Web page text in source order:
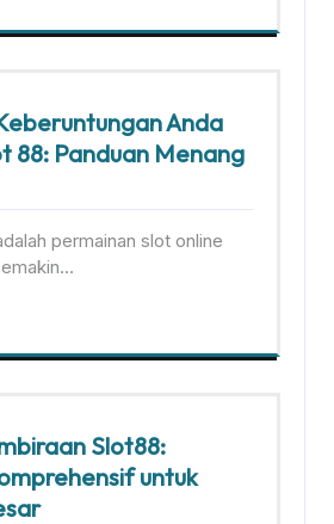
Anda
88: Panduan Menang
permainan slot online
Slot88:
untuk